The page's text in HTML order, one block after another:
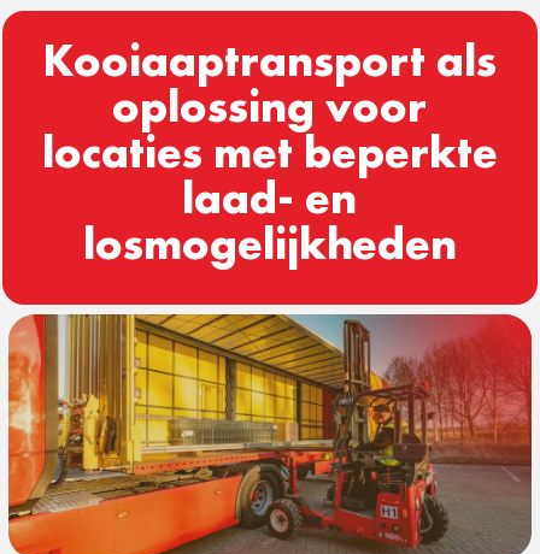
Kooiaaptransport als
oplossing voor
locaties met beperkte
laad- en
losmogelijkheden